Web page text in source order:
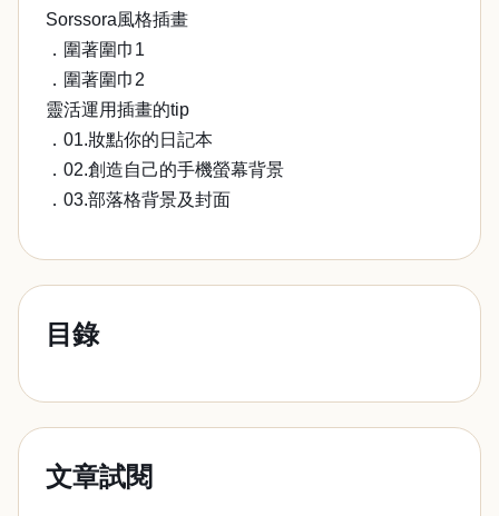
Sorssora風格插畫
．圍著圍巾1
．圍著圍巾2
靈活運用插畫的tip
．01.妝點你的日記本
．02.創造自己的手機螢幕背景
．03.部落格背景及封面
目錄
文章試閱